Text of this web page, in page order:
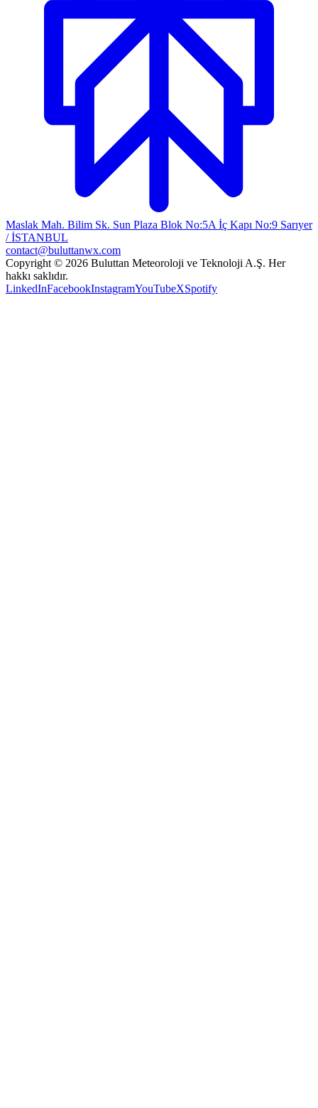
Maslak Mah. Bilim Sk. Sun Plaza Blok No:5A İç Kapı No:9 Sarıyer
/ İSTANBUL
contact@buluttanwx.com
Copyright © 2026 Buluttan Meteoroloji ve Teknoloji A.Ş. Her
hakkı saklıdır.
LinkedInFacebookInstagramYouTubeXSpotify